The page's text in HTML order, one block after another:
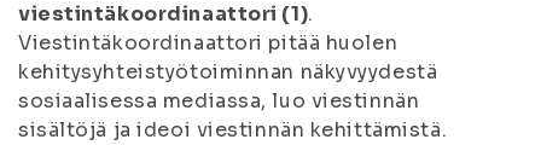
viestintäkoordinaattori (1).
Viestintäkoordinaattori pitää huolen
kehitysyhteistyötoiminnan näkyvyydestä
sosiaalisessa mediassa, luo viestinnän
sisältöjä ja ideoi viestinnän kehittämistä.